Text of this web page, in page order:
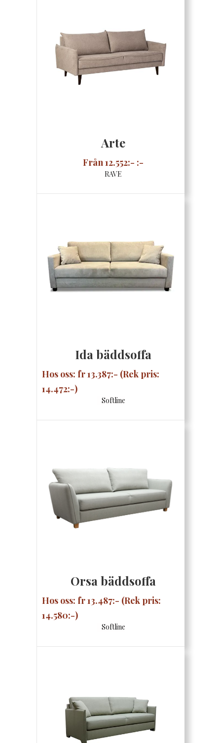
Arte
Från 12.552:- :-
RAVE
Ida bäddsoffa
Hos oss: fr 13.387:- (Rek pris:
14.472:-)
Softline
Orsa bäddsoffa
Hos oss: fr 13.487:- (Rek pris:
14.580:-)
Softline